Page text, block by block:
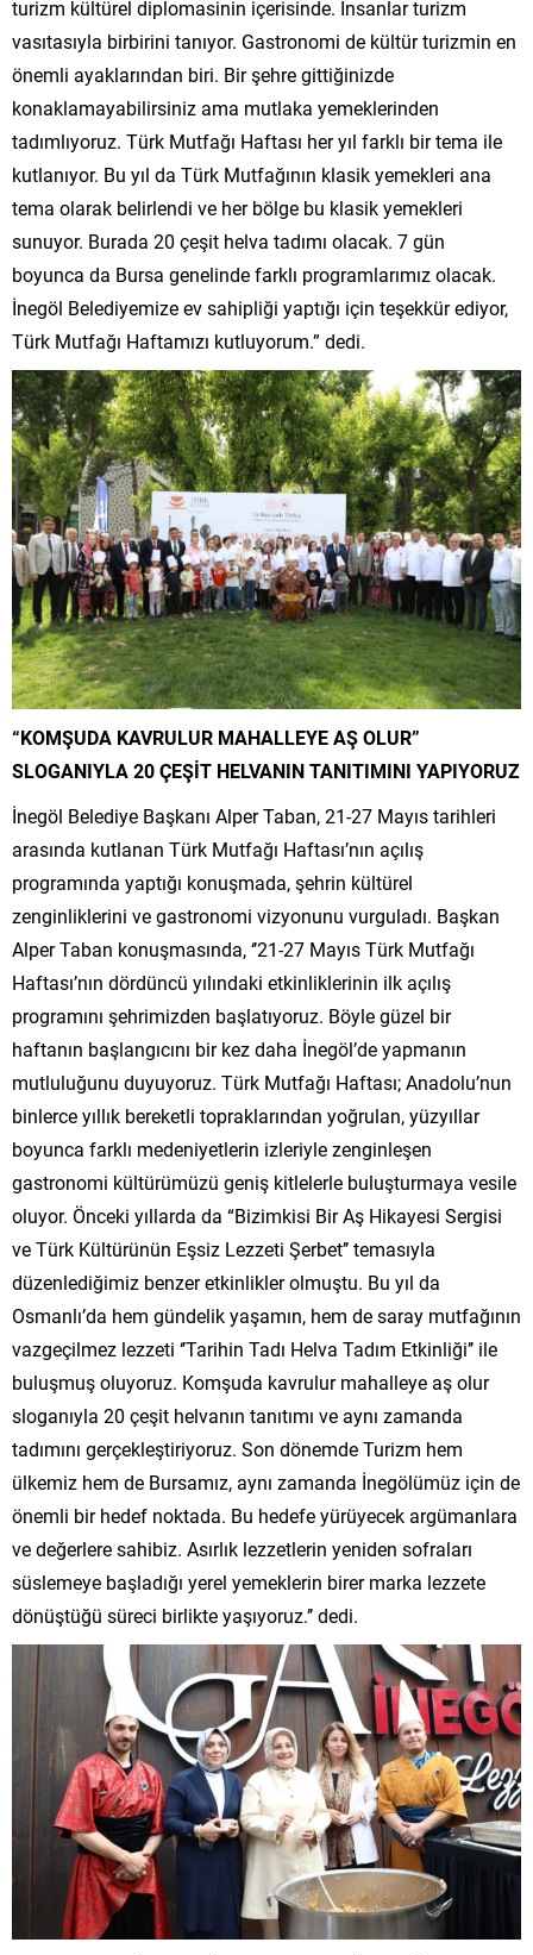
turizm kültürel diplomasinin içerisinde. İnsanlar turizm
vasıtasıyla birbirini tanıyor. Gastronomi de kültür turizmin en
önemli ayaklarından biri. Bir şehre gittiğinizde
konaklamayabilirsiniz ama mutlaka yemeklerinden
tadımlıyoruz. Türk Mutfağı Haftası her yıl farklı bir tema ile
kutlanıyor. Bu yıl da Türk Mutfağının klasik yemekleri ana
tema olarak belirlendi ve her bölge bu klasik yemekleri
sunuyor. Burada 20 çeşit helva tadımı olacak. 7 gün
boyunca da Bursa genelinde farklı programlarımız olacak.
İnegöl Belediyemize ev sahipliği yaptığı için teşekkür ediyor,
Türk Mutfağı Haftamızı kutluyorum.” dedi.
“KOMŞUDA KAVRULUR MAHALLEYE AŞ OLUR”
SLOGANIYLA 20 ÇEŞİT HELVANIN TANITIMINI YAPIYORUZ
İnegöl Belediye Başkanı Alper Taban, 21-27 Mayıs tarihleri
arasında kutlanan Türk Mutfağı Haftası’nın açılış
programında yaptığı konuşmada, şehrin kültürel
zenginliklerini ve gastronomi vizyonunu vurguladı. Başkan
Alper Taban konuşmasında, ‘’21-27 Mayıs Türk Mutfağı
Haftası’nın dördüncü yılındaki etkinliklerinin ilk açılış
programını şehrimizden başlatıyoruz. Böyle güzel bir
haftanın başlangıcını bir kez daha İnegöl’de yapmanın
mutluluğunu duyuyoruz. Türk Mutfağı Haftası; Anadolu’nun
binlerce yıllık bereketli topraklarından yoğrulan, yüzyıllar
boyunca farklı medeniyetlerin izleriyle zenginleşen
gastronomi kültürümüzü geniş kitlelerle buluşturmaya vesile
oluyor. Önceki yıllarda da “Bizimkisi Bir Aş Hikayesi Sergisi
ve Türk Kültürünün Eşsiz Lezzeti Şerbet’’ temasıyla
düzenlediğimiz benzer etkinlikler olmuştu. Bu yıl da
Osmanlı’da hem gündelik yaşamın, hem de saray mutfağının
vazgeçilmez lezzeti ‘’Tarihin Tadı Helva Tadım Etkinliği’’ ile
buluşmuş oluyoruz. Komşuda kavrulur mahalleye aş olur
sloganıyla 20 çeşit helvanın tanıtımı ve aynı zamanda
tadımını gerçekleştiriyoruz. Son dönemde Turizm hem
ülkemiz hem de Bursamız, aynı zamanda İnegölümüz için de
önemli bir hedef noktada. Bu hedefe yürüyecek argümanlara
ve değerlere sahibiz. Asırlık lezzetlerin yeniden sofraları
süslemeye başladığı yerel yemeklerin birer marka lezzete
dönüştüğü süreci birlikte yaşıyoruz.’’ dedi.